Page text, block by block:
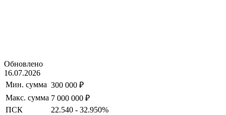
Обновлено
16.07.2026
Мин. сумма 300 000 ₽
Макс. сумма 7 000 000 ₽
ПСК
22.540 - 32.950%